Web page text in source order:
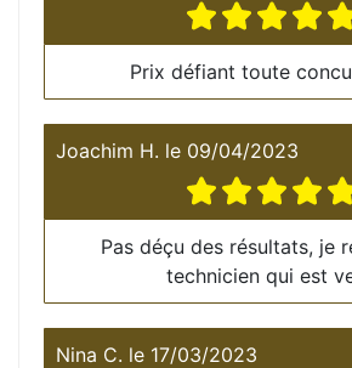
Prix défiant toute
Joachim H. le 09/04/2023
Pas déçu des résultats, je
technicien qui est
Nina C. le 17/03/2023